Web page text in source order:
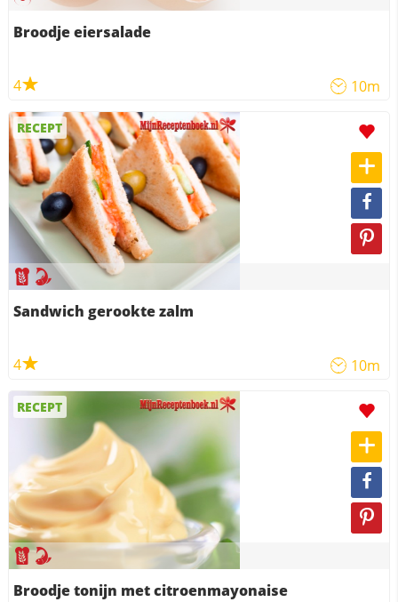
Broodje eiersalade
4 10m
RECEPT
Sandwich gerookte zalm
4 10m
RECEPT
Broodje tonijn met citroenmayonaise